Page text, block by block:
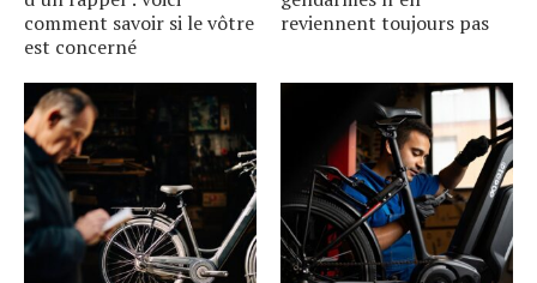
comment savoir si le vôtre
est concerné
reviennent toujours pas